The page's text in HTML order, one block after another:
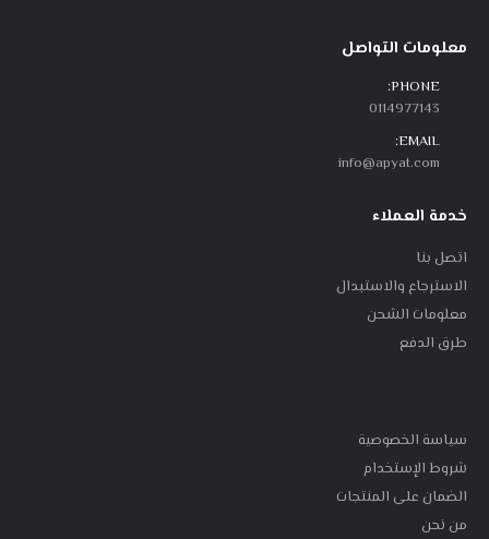
معلومات التواصل
PHONE:
0114977143
EMAIL:
info@apyat.com
خدمة العملاء
اتصل بنا
الاسترجاع والاستبدال
معلومات الشحن
طرق الدفع
سياسة الخصوصية
شروط الإستخدام
الضمان على المنتجات
من نحن